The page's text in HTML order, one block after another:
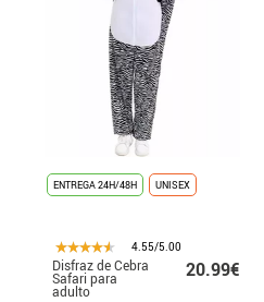
ENTREGA 24H/48H UNISEX
4.55/5.00
Disfraz de Cebra
Safari para
adulto
20.99€